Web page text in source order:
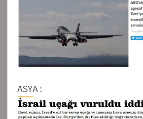
ASYA :